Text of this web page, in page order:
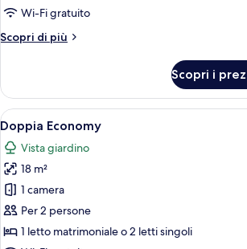
Wi-Fi gratuito
Scopri di più
Altri
Classic
Scopri i
Apri
tutte
le
foto
per
Doppia
Economy
Una
5
Doppia Economy
Vista giardino
18 m²
1 camera
Per 2 persone
1 letto matrimoniale o 2 letti singoli